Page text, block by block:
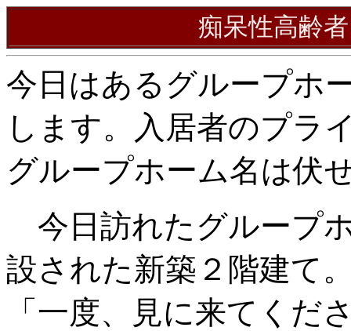
痴呆性高齢
今日はあるグループホ
します。入居者のプラ
グループホーム名は伏
今日訪れたグループ
設された新築２階建て
「一度、見に来てくだ